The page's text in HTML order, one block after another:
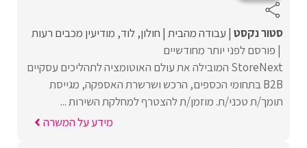
סטור נקסט עבודה מהבית חולון לוד מודיעין מכבים רעות
פורסם לפני יותר מחודשיים
StoreNext המובילה את עולם האוטומציה לתהליכים עסקיים
B2B בתחומי הכספים, הרכש ושרשרת האספקה, מגייסת
תומך/ת טכני/ת. מוזמן/ת להצטרף למחלקת השירות ...
מידע על המשרה